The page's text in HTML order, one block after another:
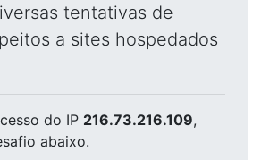
tentativas de
a sites hospedados
do IP 216.73.216.109,
abaixo.